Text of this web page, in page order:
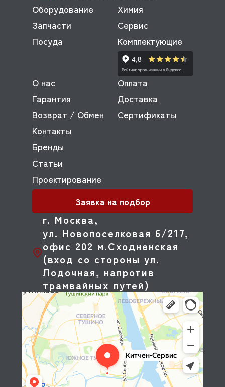
г. Москва,
ул. Новопоселковая 6/217,
офис 202 м.Сходненская
(вход со стороны ул.
Лодочная, напротив
трамвайных путей)
Оборудование
Запчасти
Посуда
Химия
Сервис
Комплектующие
О нас
Оплата
Гарантия
Доставка
Возврат / Обмен
Сертификаты
Контакты
Бренды
Статьи
Проектирование
Заявка на подбор